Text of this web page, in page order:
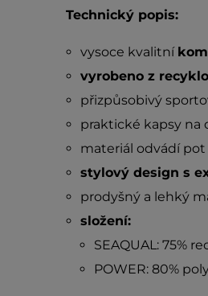
Technický popis:
vysoce kvalitní
vyrobeno z
přizpůsobivý
praktické kapsy na
materiál odvádí
stylový design s
prodyšný a lehký
složení:
SEAQUAL: 75%
POWER: 80%